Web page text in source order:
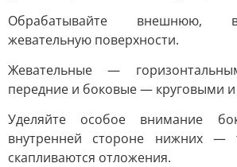
Обрабатывайте внешнюю,
жевательную поверхности.
Жевательные —
передние и боковые — круговыми
Уделяйте особое внимание
внутренней стороне нижних —
скапливаются отложения.